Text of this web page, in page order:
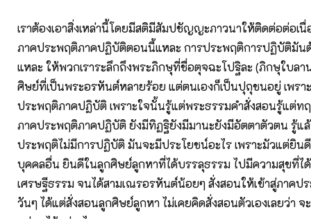
เราต้องเอาสิ่งเหล่านี้โดยมีสติมีสัมปชัญญะภาวนาให้ติดต่อต่อเนื่อ
ภาคประพฤติภาคปฏิบัติตอนนี้แหละ การประพฤติการปฏิบัติมั
แหละ ให้พวกเราระลึกถึงพระภิกษุที่ชื่อตุจฉะโปฐิละ (ภิกษุใบลา
ศิษย์ที่เป็นพระอรหันต์หลายร้อย แต่ตนเองก็เป็นปุถุชนอยู่ เพราะ
ประพฤติภาคปฏิบัติ เพราะใจนั้นรู้แต่พระธรรมคำสั่งสอนรู้แต่ท
ภาคประพฤติภาคปฏิบัติ ยังมีทิฏฐิยังมีมานะยังมีอัตตาตัวตน รู้แ
ประพฤติไม่มีการปฏิบัติ มันจะมีประโยชน์อะไร เพราะมัวแต่ยิน
บุคคลอื่น ยินดีในลูกศิษย์ลูกหาที่ได้บรรลุธรรม ไปมีความสุขที่ไ
เศรษฐีธรรม จนได้สามเณรอรหันต์น้อยๆ สั่งสอนให้เข้าสู่ภาคป
วันๆ ได้แต่สั่งสอนลูกศิษย์ลูกหา ไม่เคยคิดสั่งสอนตัวเองเลยว่า